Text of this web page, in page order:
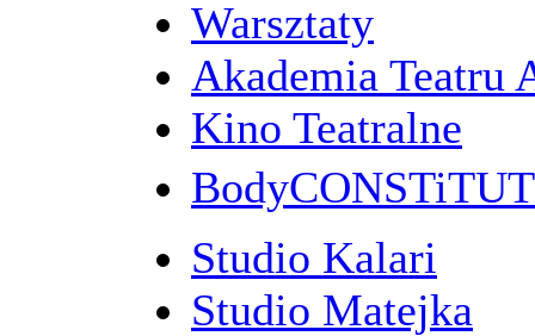
Warsztaty
Akademia Teatru
Kino Teatralne
Studio Kalari
Studio Matejka